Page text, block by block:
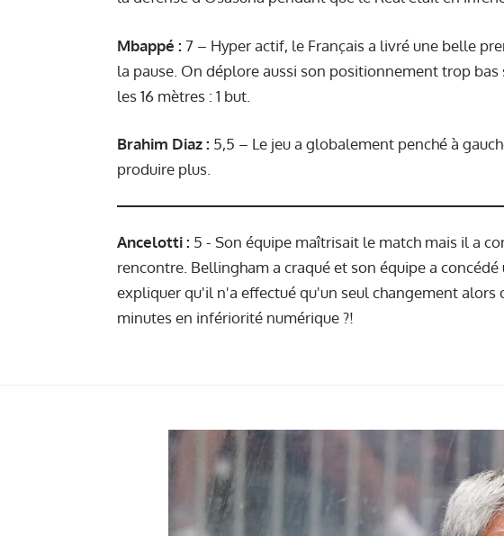
Mbappé : 7 – Hyper actif, le Français a livré une belle
la pause. On déplore aussi son positionnement trop
les 16 mètres : 1 but.
Brahim Diaz : 5,5 – Le jeu a globalement penché à
produire plus.
Ancelotti : 5 - Son équipe maîtrisait le match mais il a
rencontre. Bellingham a craqué et son équipe a
expliquer qu'il n'a effectué qu'un seul changement alors
minutes en infériorité numérique ?!